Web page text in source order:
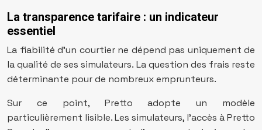
La transparence tarifaire : un indicateur
essentiel
La fiabilité d’un courtier ne dépend pas uniquement de
la qualité de ses simulateurs. La question des frais reste
déterminante pour de nombreux emprunteurs.
Sur ce point, Pretto adopte un modèle
particulièrement lisible. Les simulateurs, l’accès à Pretto